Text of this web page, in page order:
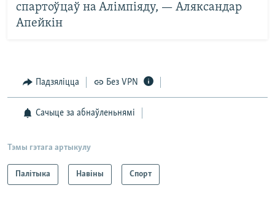
спартоўцаў на Алімпіяду, — Аляксандар
Апейкін
Падзяліцца Без VPN
Сачыце за абнаўленьнямі
Тэмы гэтага артыкулу
Палітыка Навіны Спорт